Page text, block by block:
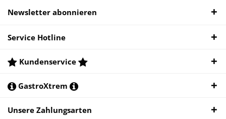
Newsletter abonnieren
Service Hotline
Kundenservice
GastroXtrem
Unsere Zahlungsarten